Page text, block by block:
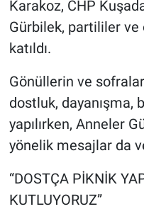
Karakoz, CHP
Gürbilek, partililer ve
katıldı.
Gönüllerin ve
dostluk, dayanışma,
yapılırken, Anneler
yönelik mesajlar da
“DOSTÇA PİKNİK
KUTLUYORUZ”